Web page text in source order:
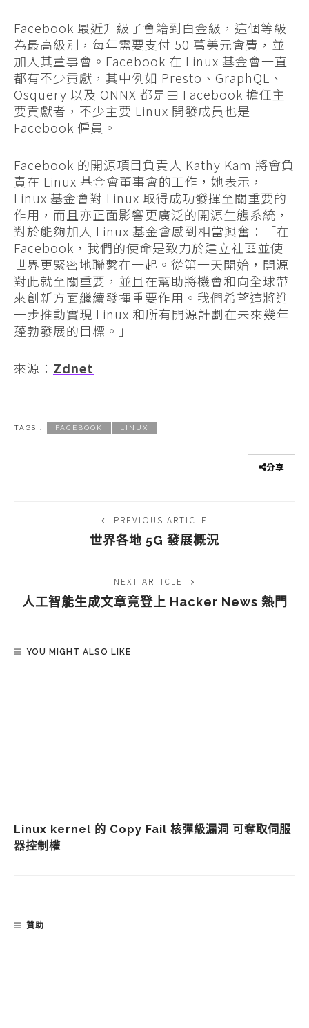
Facebook 最近升級了會籍到白金級，這個等級
為最高級別，每年需要支付 50 萬美元會費，並
加入其董事會。Facebook 在 Linux 基金會一直
都有不少貢獻，其中例如 Presto、GraphQL、
Osquery 以及 ONNX 都是由 Facebook 擔任主
要貢獻者，不少主要 Linux 開發成員也是
Facebook 僱員。
Facebook 的開源項目負責人 Kathy Kam 將會負
責在 Linux 基金會董事會的工作，她表示，
Linux 基金會對 Linux 取得成功發揮至關重要的
作用，而且亦正面影響更廣泛的開源生態系統，
對於能夠加入 Linux 基金會感到相當興奮：「在
Facebook，我們的使命是致力於建立社區並使
世界更緊密地聯繫在一起。從第一天開始，開源
對此就至關重要，並且在幫助將機會和向全球帶
來創新方面繼續發揮重要作用。我們希望這將進
一步推動實現 Linux 和所有開源計劃在未來幾年
蓬勃發展的目標。」
來源： Zdnet
TAGS : FACEBOOK LINUX
分享
PREVIOUS ARTICLE
世界各地 5G 發展概況
NEXT ARTICLE
人工智能生成文章竟登上 Hacker News 熱門
YOU MIGHT ALSO LIKE
Linux kernel 的 Copy Fail 核彈級漏洞 可奪取伺服
器控制權
贊助